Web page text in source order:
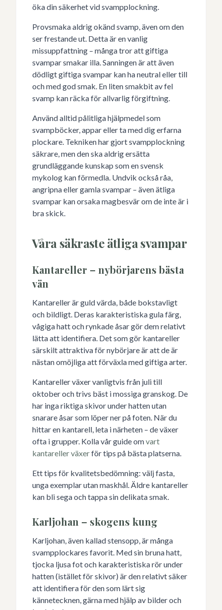
öka din säkerhet vid svampplockning.
Provsmaka aldrig okänd svamp, även om den
ser frestande ut. Detta är en vanlig
missuppfattning – många tror att giftiga
svampar smakar illa. Sanningen är att även
dödligt giftiga svampar kan ha neutral eller till
och med god smak. En liten smakbit av fel
svamp kan räcka för allvarlig förgiftning.
Använd alltid pålitliga hjälpmedel som
svampböcker, appar eller ta med dig erfarna
plockare. Tekniken har gjort svampplockning
säkrare, men den ska aldrig ersätta
grundläggande kunskap som en svensk
mykolog kan förmedla. Undvik också råa,
angripna eller gamla svampar – även ätliga
svampar kan orsaka magbesvär om de inte är i
bra skick.
Våra säkraste ätliga svampar
Kantareller – nybörjarens bästa
vän
Kantareller är guld värda, både bokstavligt
och bildligt. Deras karakteristiska gula färg,
vågiga hatt och rynkade åsar gör dem relativt
lätta att identifiera. Det som gör kantareller
särskilt attraktiva för nybörjare är att de är
nästan omöjliga att förväxla med giftiga arter.
Kantareller växer vanligtvis från juli till
oktober och trivs bäst i mossiga granskog. De
har inga riktiga skivor under hatten utan
snarare åsar som löper ner på foten. När du
hittar en kantarell, leta i närheten – de växer
ofta i grupper. Kolla vår guide omvart
kantareller växerför tips på bästa platserna.
Ett tips för kvalitetsbedömning: välj fasta,
unga exemplar utan maskhål. Äldre kantareller
kan bli sega och tappa sin delikata smak.
Karljohan – skogens kung
Karljohan, även kallad stensopp, är många
svampplockares favorit. Med sin bruna hatt,
tjocka ljusa fot och karakteristiska rör under
hatten (istället för skivor) är den relativt säker
att identifiera för den som lärt sig
kännetecknen, gärna med hjälp av bilder och